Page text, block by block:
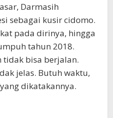
Darmasih
sebagai kusir cidomo.
pada dirinya, hingga
tahun 2018.
tidak bisa berjalan.
jelas. Butuh waktu,
dikatakannya.